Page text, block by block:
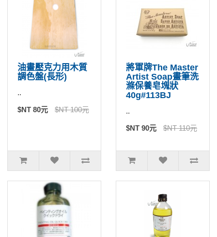
油畫壓克力用木質
調色盤(長形)
..
$NT 80元 $NT 100元
將軍牌The Master
Artist Soap畫筆洗
滌保養皂塊狀
40g#113BJ
..
$NT 90元 $NT 110元